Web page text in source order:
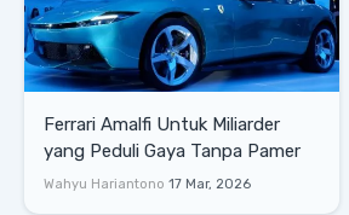
Ferrari Amalfi Untuk Miliarder
yang Peduli Gaya Tanpa Pamer
Wahyu Hariantono 17 Mar, 2026